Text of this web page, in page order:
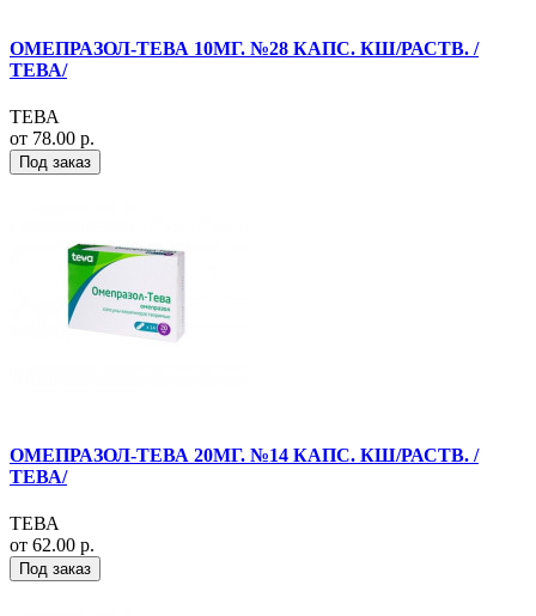
ОМЕПРАЗОЛ-ТЕВА 10МГ. №28 КАПС. КШ/РАСТВ. /
ТЕВА/
ТЕВА
от 78.00 р.
Под заказ
ОМЕПРАЗОЛ-ТЕВА 20МГ. №14 КАПС. КШ/РАСТВ. /
ТЕВА/
ТЕВА
от 62.00 р.
Под заказ